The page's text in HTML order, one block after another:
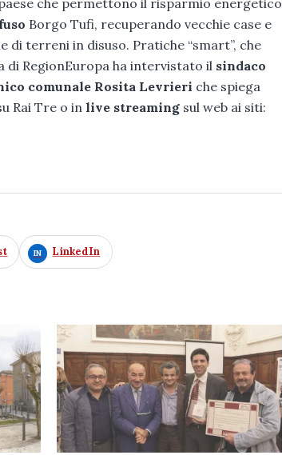
Borgo Tufi, recuperando vecchie case e
di terreni in disuso. Pratiche “smart”, che
di RegionEuropa ha intervistato il sindaco
comunale Rosita Levrieri che spiega
Rai Tre o in live streaming sul web ai siti:
LinkedIn